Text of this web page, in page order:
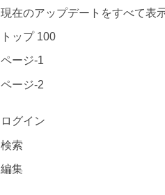
現在のアップデートをすべて表
トップ 100
ページ-1
ページ-2
ログイン
検索
編集